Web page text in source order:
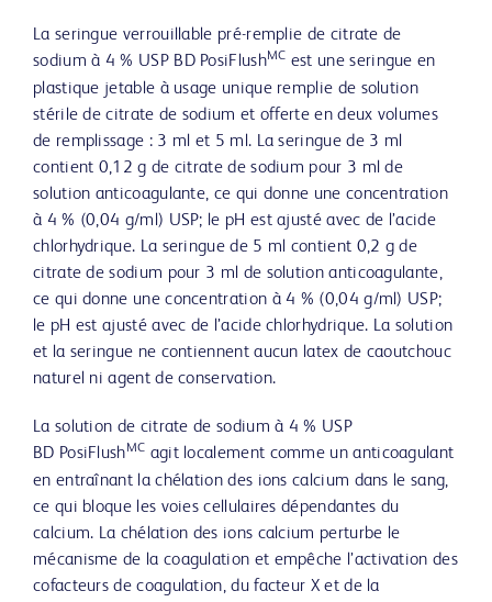
La seringue verrouillable pré-remplie de citrate de
sodium à 4 % USP BD PosiFlushMC est une seringue en
plastique jetable à usage unique remplie de solution
stérile de citrate de sodium et offerte en deux volumes
de remplissage : 3 ml et 5 ml. La seringue de 3 ml
contient 0,12 g de citrate de sodium pour 3 ml de
solution anticoagulante, ce qui donne une concentration
à 4 % (0,04 g/ml) USP; le pH est ajusté avec de l’acide
chlorhydrique. La seringue de 5 ml contient 0,2 g de
citrate de sodium pour 3 ml de solution anticoagulante,
ce qui donne une concentration à 4 % (0,04 g/ml) USP;
le pH est ajusté avec de l’acide chlorhydrique. La solution
et la seringue ne contiennent aucun latex de caoutchouc
naturel ni agent de conservation.
La solution de citrate de sodium à 4 % USP
BD PosiFlushMC agit localement comme un anticoagulant
en entraînant la chélation des ions calcium dans le sang,
ce qui bloque les voies cellulaires dépendantes du
calcium. La chélation des ions calcium perturbe le
mécanisme de la coagulation et empêche l’activation des
cofacteurs de coagulation, du facteur X et de la